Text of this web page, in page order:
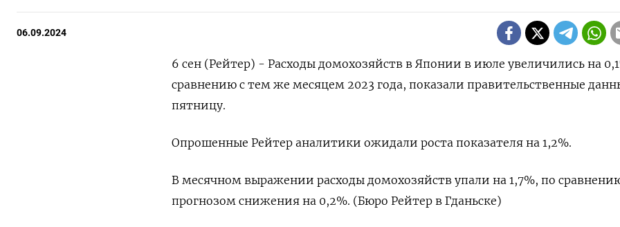
06.09.2024
6 сен (Рейтер) - Расходы домохозяйств в Японии в июле увеличились на
сравнению с тем же месяцем 2023 года, показали правительственные
пятницу.
Опрошенные Рейтер аналитики ожидали роста показателя на 1,2%.
В месячном выражении расходы домохозяйств упали на 1,7%, по
прогнозом снижения на 0,2%. (Бюро Рейтер в Гданьске)